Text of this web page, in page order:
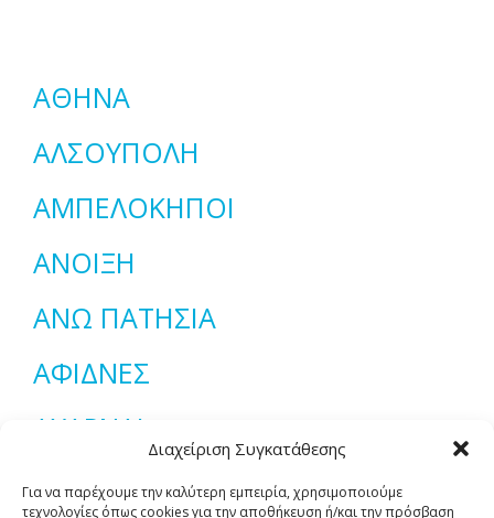
Διαχείριση Συγκατάθεσης
Για να παρέχουμε την καλύτερη εμπειρία, χρησιμοποιούμε
τεχνολογίες όπως cookies για την αποθήκευση ή/και την πρόσβαση
ΑΘΗΝΑ
ΑΛΣΟΥΠΟΛΗ
ΑΜΠΕΛΟΚΗΠΟΙ
ΑΝΟΙΞΗ
ΑΝΩ ΠΑΤΗΣΙΑ
ΑΦΙΔΝΕΣ
ΑΧΑΡΝΑΙ
ΒΑΡΥΠΟΜΠΗ